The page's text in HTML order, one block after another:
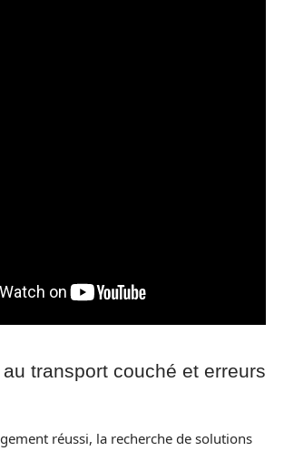
transport couché et erreurs
réussi, la recherche de solutions